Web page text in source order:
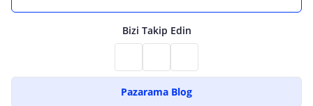
Bizi Takip Edin
Pazarama Blog